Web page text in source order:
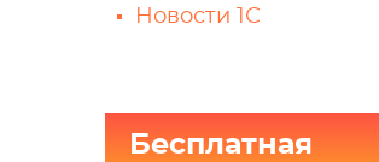
Новости 1С
Бесплатная